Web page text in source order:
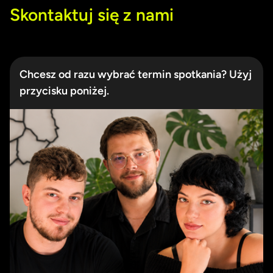
Skontaktuj się z nami
Chcesz od razu wybrać termin spotkania? Użyj
przycisku poniżej.